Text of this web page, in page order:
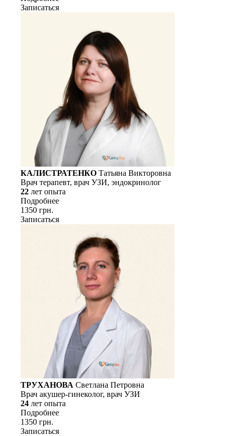
Записаться
КАЛИСТРАТЕНКО Татьяна Викторовна
Врач терапевт, врач УЗИ, эндокринолог
22 лет опыта
Подробнее
1350 грн.
Записаться
ТРУХАНОВА Светлана Петровна
Врач акушер-гинеколог, врач УЗИ
24 лет опыта
Подробнее
1350 грн.
Записаться